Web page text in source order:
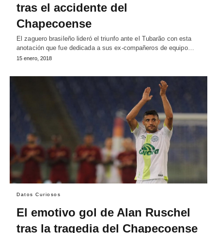
tras el accidente del
Chapecoense
El zaguero brasileño lideró el triunfo ante el Tubarão con esta
anotación que fue dedicada a sus ex-compañeros de equipo…
15 enero, 2018
Datos Curiosos
El emotivo gol de Alan Ruschel
tras la tragedia del Chapecoense